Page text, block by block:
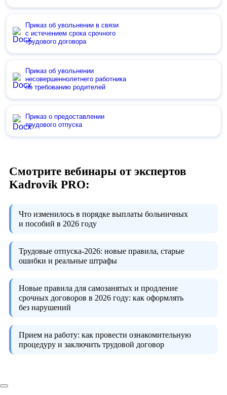
Приказ об увольнении в связи
с истечением срока срочного
трудового договора
Приказ об увольнении
несовершеннолетнего работника
по требованию родителей
Приказ о предоставлении
трудового отпуска
Смотрите вебинары от экспертов
Kadrovik PRO:
Что изменилось в порядке выплаты больничных
и пособий в 2026 году
Трудовые отпуска-2026: новые правила, старые
ошибки и реальные штрафы
Новые правила для самозанятых и продление
срочных договоров в 2026 году: как оформлять
без нарушений
Прием на работу: как провести ознакомительную
процедуру и заключить трудовой договор